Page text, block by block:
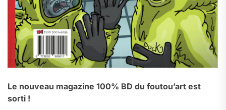
Le nouveau magazine 100% BD du foutou’art est
sorti !